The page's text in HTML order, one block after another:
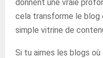
donnent une vraie
cela transforme le blog
simple vitrine de
Si tu aimes les blogs